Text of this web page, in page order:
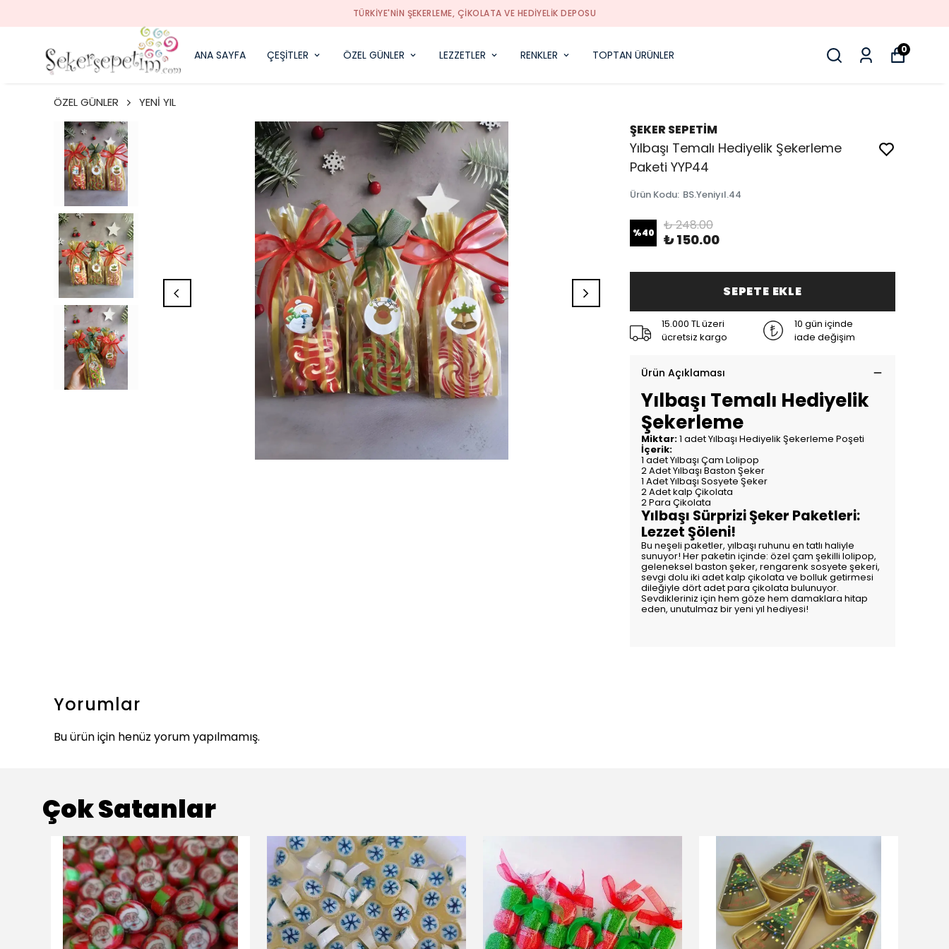
TÜRKIYE'NIN ŞEKERLEME, ÇIKOLATA VE HEDIYELIK DEPOSU
ANA SAYFA ÇEŞİTLER ÖZEL GÜNLER LEZZETLER RENKLER TOPTAN ÜRÜNLER 0
ÖZEL GÜNLER YENİ YIL
ŞEKER SEPETİM
Yılbaşı Temalı Hediyelik Şekerleme
Paketi YYP44
Ürün Kodu: BS.Yeniyıl.44
%40 ₺ 248.00
₺ 150.00
SEPETE EKLE
15.000 TL üzeri
ücretsiz kargo
10 gün içinde
iade değişim
Ürün Açıklaması
Yılbaşı Temalı Hediyelik
Şekerleme
Miktar:1 adet Yılbaşı Hediyelik Şekerleme Poşeti
İçerik:
1 adet Yılbaşı Çam Lolipop
2 Adet Yılbaşı Baston Şeker
1 Adet Yılbaşı Sosyete Şeker
2 Adet kalp Çikolata
2 Para Çikolata
Yılbaşı Sürprizi Şeker Paketleri:
Lezzet Şöleni!
Bu neşeli paketler, yılbaşı ruhunu en tatlı haliyle
sunuyor! Her paketin içinde: özel çam şekilli lolipop,
geleneksel baston şeker, rengarenk sosyete şekeri,
sevgi dolu iki adet kalp çikolata ve bolluk getirmesi
dileğiyle dört adet para çikolata bulunuyor.
Sevdikleriniz için hem göze hem damaklara hitap
eden, unutulmaz bir yeni yıl hediyesi!
Yorumlar
Bu ürün için henüz yorum yapılmamış.
Çok Satanlar